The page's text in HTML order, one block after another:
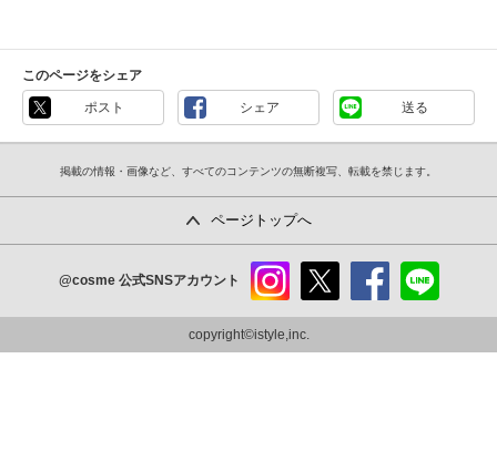
このページをシェア
ポスト シェア 送る
掲載の情報・画像など、すべてのコンテンツの無断複写、転載を禁じます。
ページトップへ
@cosme 公式SNSアカウント
ram
copyright©istyle,inc.